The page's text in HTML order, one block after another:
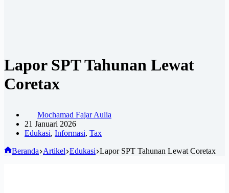
Lapor SPT Tahunan Lewat
Coretax
Mochamad Fajar Aulia
21 Januari 2026
Edukasi, Informasi, Tax
Beranda Artikel Edukasi Lapor SPT Tahunan Lewat Coretax